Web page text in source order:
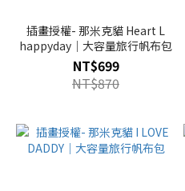
插畫授權- 那米克貓 Heart L
happyday｜大容量旅行帆布包
NT$699
NT$870